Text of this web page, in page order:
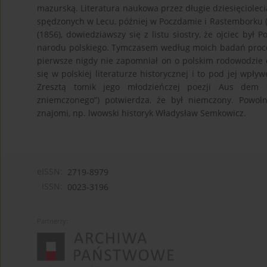
mazurską. Literatura naukowa przez długie
spędzonych w Lecu, później w Poczdamie i
(1856), dowiedziawszy się z listu siostry, że ojciec był
narodu polskiego. Tymczasem według moich badań
pierwsze nigdy nie zapomniał on o polskim
się w polskiej literaturze historycznej i to pod jej
Zresztą tomik jego młodzieńczej poezji Aus dem
zniemczonego”) potwierdza, że był niemczony.
znajomi, np. lwowski historyk Władysław Semkowicz.
2719-8979
0023-3196